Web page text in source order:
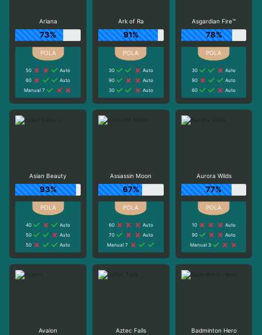
Ariana
73%
50
Auto
60
Auto
Manual 7
Ark of Ra
91%
30
Auto
90
Auto
30
Auto
Asgardian Fire™
78%
30
Auto
90
Auto
60
Auto
Asian Beauty
93%
40
Auto
50
Auto
50
Auto
Assassin Moon
67%
60
Auto
70
Auto
Manual 7
Aurora Wilds
77%
10
Auto
90
Auto
Manual 3
Avalon Aztec Falls Badminton Hero